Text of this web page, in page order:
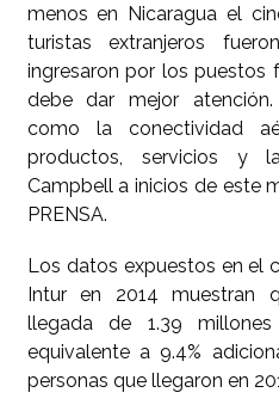
menos en Nicaragua el
turistas extranjeros
ingresaron por los puestos
debe dar mejor
como la conectividad
productos, servicios y la
Campbell a inicios de este
PRENSA.
Los datos expuestos en el
Intur en 2014 muestran
llegada de 1.39
equivalente a 9.4%
personas que llegaron en